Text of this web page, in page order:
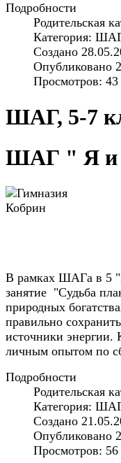
Подробности
Родительская
Категория:
Создано
Опубликовано
Просмотров: 43
ШАГ, 5-7
ШАГ " Я и
В рамках ШАГа в 5
занятие "Судьба
природных
правильно
источники энергии.
личным опытом по
Подробности
Родительская
Категория:
Создано
Опубликовано
Просмотров: 56